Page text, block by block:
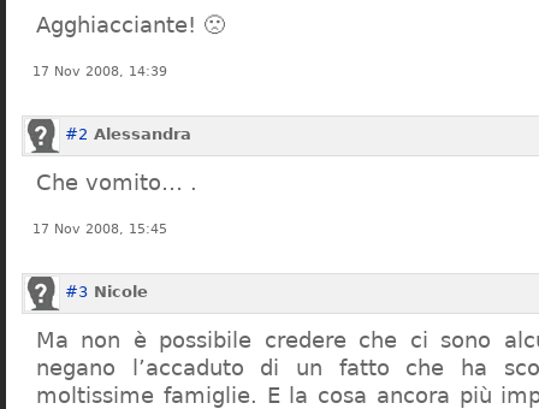
Agghiacciante! 🙁
17 Nov 2008, 14:39
#2 Alessandra
Che vomito… .
17 Nov 2008, 15:45
#3 Nicole
Ma non è possibile credere che ci sono
negano l’accaduto di un fatto che ha
moltissime famiglie. E la cosa ancora più